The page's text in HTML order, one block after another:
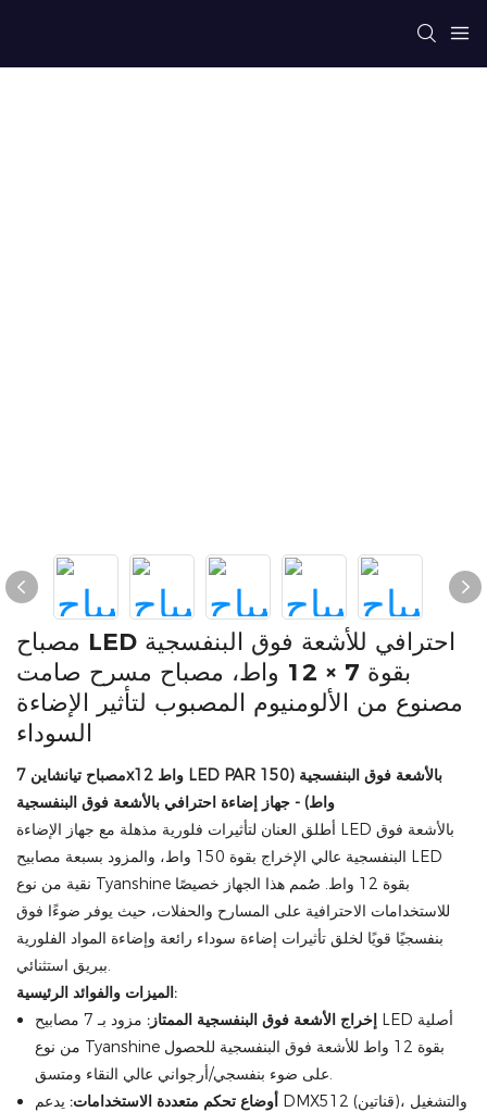
مصباح LED احترافي للأشعة فوق البنفسجية
بقوة 7 × 12 واط، مصباح مسرح صامت
مصنوع من الألومنيوم المصبوب لتأثير الإضاءة
السوداء
مصباح تيانشاين 7x12 واط LED PAR بالأشعة فوق البنفسجية (150
واط) - جهاز إضاءة احترافي بالأشعة فوق البنفسجية
أطلق العنان لتأثيرات فلورية مذهلة مع جهاز الإضاءة LED بالأشعة فوق
البنفسجية عالي الإخراج بقوة 150 واط، والمزود بسبعة مصابيح LED
نقية من نوع Tyanshine بقوة 12 واط. صُمم هذا الجهاز خصيصًا
للاستخدامات الاحترافية على المسارح والحفلات، حيث يوفر ضوءًا فوق
بنفسجيًا قويًا لخلق تأثيرات إضاءة سوداء رائعة وإضاءة المواد الفلورية
ببريق استثنائي.
الميزات والفوائد الرئيسية:
إخراج الأشعة فوق البنفسجية الممتاز:
مزود بـ 7 مصابيح LED أصلية
من نوع Tyanshine بقوة 12 واط للأشعة فوق البنفسجية للحصول
على ضوء بنفسجي/أرجواني عالي النقاء ومتسق.
أوضاع تحكم متعددة الاستخدامات: يدعم DMX512 (قناتين)، والتشغيل